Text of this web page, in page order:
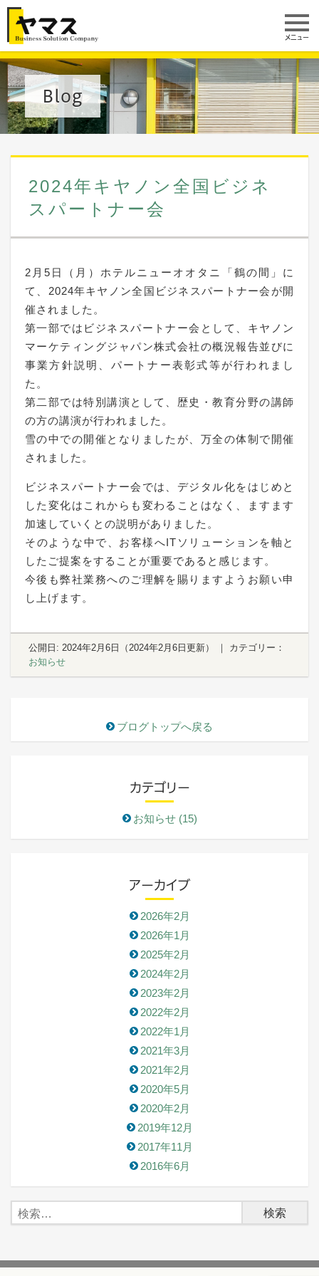
メニュー
Blog
2024年キヤノン全国ビジネ
スパートナー会
2月5日（月）ホテルニューオオタニ「鶴の間」に
て、2024年キヤノン全国ビジネスパートナー会が開
催されました。
第一部ではビジネスパートナー会として、キヤノン
マーケティングジャパン株式会社の概況報告並びに
事業方針説明、パートナー表彰式等が行われまし
た。
第二部では特別講演として、歴史・教育分野の講師
の方の講演が行われました。
雪の中での開催となりましたが、万全の体制で開催
されました。
ビジネスパートナー会では、デジタル化をはじめと
した変化はこれからも変わることはなく、ますます
加速していくとの説明がありました。
そのような中で、お客様へITソリューションを軸と
したご提案をすることが重要であると感じます。
今後も弊社業務へのご理解を賜りますようお願い申
し上げます。
公開日: 2024年2月6日 （ 2024年2月6日更新）
｜ カテゴリー：
お知らせ
ブログトップへ戻る
カテゴリー
お知らせ (15)
アーカイブ
2026年2月
2026年1月
2025年2月
2024年2月
2023年2月
2022年2月
2022年1月
2021年3月
2021年2月
2020年5月
2020年2月
2019年12月
2017年11月
2016年6月
索: